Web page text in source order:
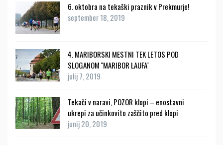
6. oktobra na tekaški praznik v Prekmurje!
september 18, 2019
4. MARIBORSKI MESTNI TEK LETOS POD
SLOGANOM ''MARIBOR LAUFA''
julij 7, 2019
Tekači v naravi, POZOR klopi – enostavni
ukrepi za učinkovito zaščito pred klopi
junij 20, 2019